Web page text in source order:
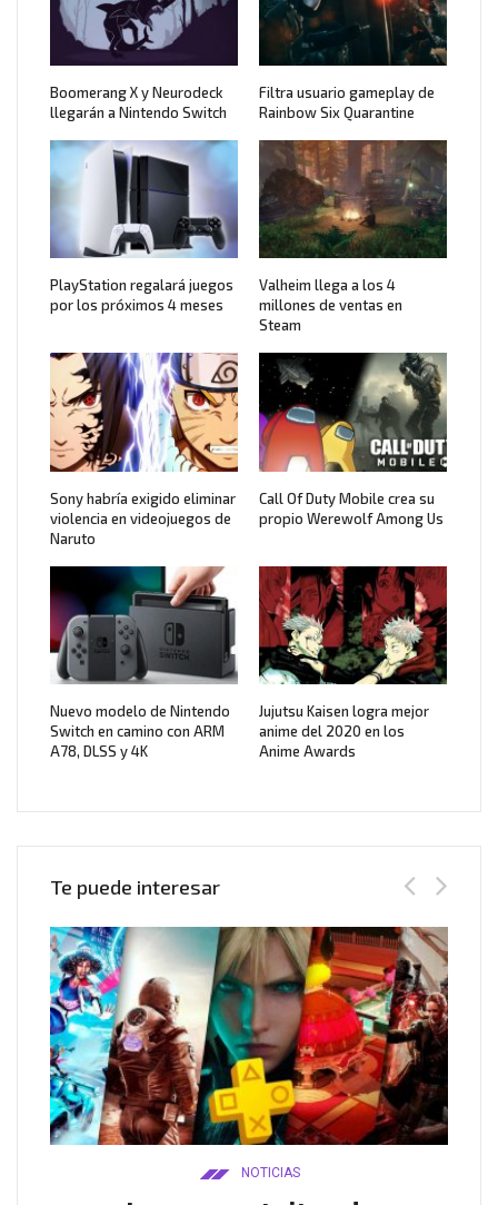
Boomerang X y Neurodeck
llegarán a Nintendo Switch
Filtra usuario gameplay de
Rainbow Six Quarantine
PlayStation regalará juegos
por los próximos 4 meses
Valheim llega a los 4
millones de ventas en
Steam
Sony habría exigido eliminar
violencia en videojuegos de
Naruto
Call Of Duty Mobile crea su
propio Werewolf Among Us
Nuevo modelo de Nintendo
Switch en camino con ARM
A78, DLSS y 4K
Jujutsu Kaisen logra mejor
anime del 2020 en los
Anime Awards
Te puede interesar
NOTICIAS